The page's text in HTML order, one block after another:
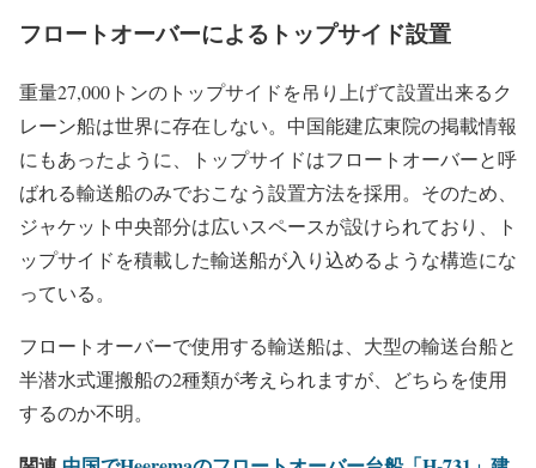
フロートオーバーによるトップサイド設置
重量27,000トンのトップサイドを吊り上げて設置出来るク
レーン船は世界に存在しない。中国能建広東院の掲載情報
ばれる輸送船のみでおこなう設置方法を採用。そのため、
ジャケット中央部分は広いスペースが設けられており、ト
ップサイドを積載した輸送船が入り込めるような構造にな
っている。